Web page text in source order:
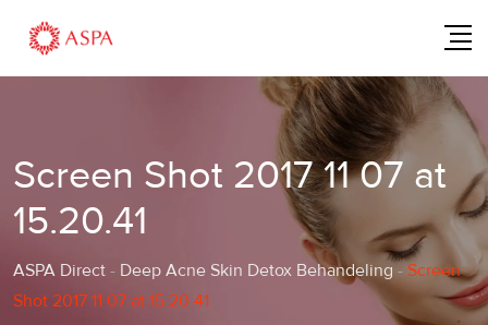
content
Screen Shot 2017 11 07 at
15.20.41
ASPA Direct - Deep Acne Skin Detox Behandeling- Screen
Shot 2017 11 07 at 15.20.41